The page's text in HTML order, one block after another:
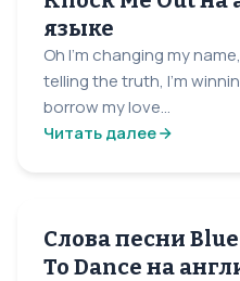
языке
Oh I'm changing my
telling the truth, I'm
borrow my love...
Читать далее
Слова песни
To Dance на